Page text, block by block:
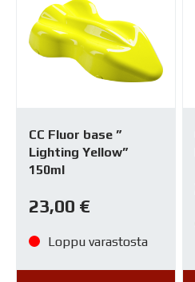
CC Fluor base ”
Lighting Yellow”
150ml
23,00 €
Loppu varastosta